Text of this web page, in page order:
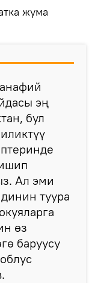
жума
эң
бул
Ал эми
туура
өз
баруусу